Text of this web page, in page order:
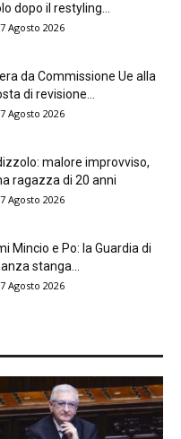
dopo il restyling...
7 Agosto 2026
da Commissione Ue alla
di revisione...
7 Agosto 2026
malore improvviso,
ragazza di 20 anni
7 Agosto 2026
Mincio e Po: la Guardia di
stanga...
7 Agosto 2026